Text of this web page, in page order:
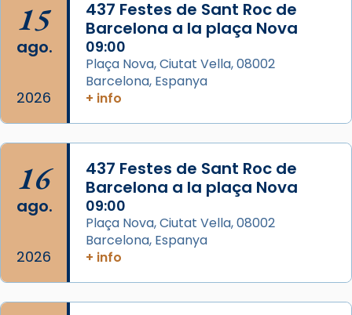
Semproniana (“relatiu a Semprònia =
eterna”) són deixebles seves. I l’any 1667, el
frare Joan Gaspar Roig, afirma en una obra
que les santes són filles de l’antiga Iluro.
Mataró en reivindicarà les relíq
...
15
ago.
2026
437 Festes de Sant Roc de
Barcelona a la plaça Nova
09:00
Plaça Nova, Ciutat Vella, 08002
Barcelona, Espanya
+ info
16
ago.
2026
437 Festes de Sant Roc de
Barcelona a la plaça Nova
09:00
Plaça Nova, Ciutat Vella, 08002
Barcelona, Espanya
+ info